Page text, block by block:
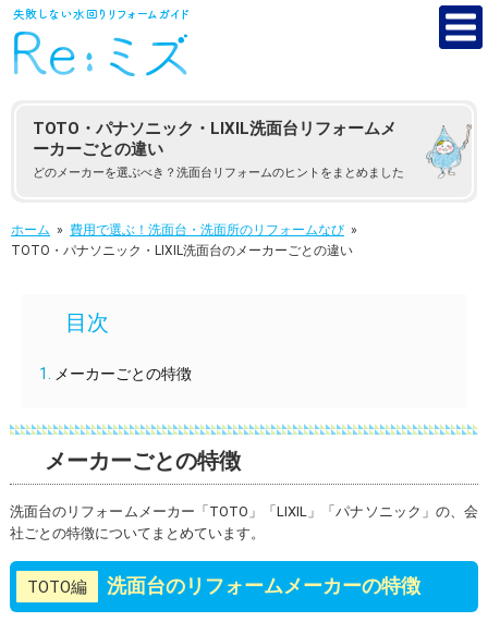
TOTO・パナソニック・LIXIL洗面台リフォームメ
ーカーごとの違い
どのメーカーを選ぶべき？洗面台リフォームのヒントをまとめました
ホーム » 費用で選ぶ！洗面台・洗面所のリフォームなび »
TOTO・パナソニック・LIXIL洗面台のメーカーごとの違い
メーカーごとの特徴
メーカーごとの特徴
洗面台のリフォームメーカー「TOTO」「LIXIL」「パナソニック」の、会
社ごとの特徴についてまとめています。
TOTO編 洗面台のリフォームメーカーの特徴